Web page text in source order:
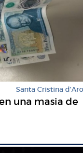
Santa Cristina d'Aro
una masia de